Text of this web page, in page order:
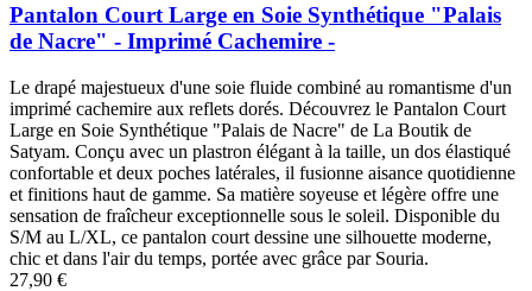
Pantalon Court Large en Soie Synthétique "Palais
de Nacre" - Imprimé Cachemire -
Le drapé majestueux d'une soie fluide combiné au romantisme d'un
imprimé cachemire aux reflets dorés. Découvrez le Pantalon Court
Large en Soie Synthétique "Palais de Nacre" de La Boutik de
Satyam. Conçu avec un plastron élégant à la taille, un dos élastiqué
confortable et deux poches latérales, il fusionne aisance quotidienne
et finitions haut de gamme. Sa matière soyeuse et légère offre une
sensation de fraîcheur exceptionnelle sous le soleil. Disponible du
S/M au L/XL, ce pantalon court dessine une silhouette moderne,
chic et dans l'air du temps, portée avec grâce par Souria.
27,90 €